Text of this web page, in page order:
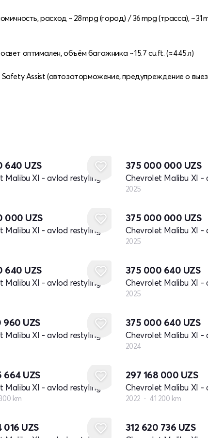
расход ~ 28 mpg (город) / 36 mpg (трасса), ~ 31
оптимален, объём багажника ~ 15.7 cu.ft. (≈ 445 л)
Assist (автозаторможение, предупреждение о
640 UZS
Malibu XI - avlod restyling
375 000 000 UZS
Chevrolet Malibu XI -
2025
000 UZS
Malibu XI - avlod restyling
375 000 000 UZS
Chevrolet Malibu XI -
2025
640 UZS
Malibu XI - avlod restyling
375 000 640 UZS
Chevrolet Malibu XI -
2025
960 UZS
Malibu XI - avlod restyling
375 000 640 UZS
Chevrolet Malibu XI -
2024
664UZS
Malibu XI - avlod restyling
km
297 168 000 UZS
Chevrolet Malibu XI -
2022 41 200 km
016 UZS 312 620 736 UZS